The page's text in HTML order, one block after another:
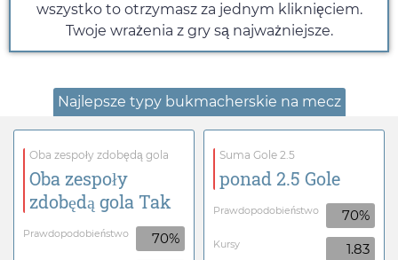
wszystko to otrzymasz za jednym kliknięciem.
Twoje wrażenia z gry są najważniejsze.
Najlepsze typy bukmacherskie na mecz
Oba zespoły zdobędą gola
Oba zespoły
zdobędą gola Tak
Prawdopodobieństwo 70%
Suma Gole 2.5
ponad 2.5 Gole
Prawdopodobieństwo 70%
Kursy 1.83